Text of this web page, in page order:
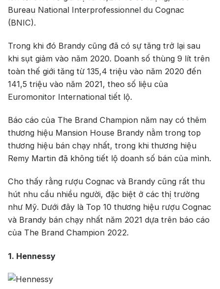
Bureau National Interprofessionnel du Cognac
(BNIC).
Trong khi đó Brandy cũng đã có sự tăng trở lại sau
khi sụt giảm vào năm 2020. Doanh số thùng 9 lít trên
toàn thế giới tăng từ 135,4 triệu vào năm 2020 đến
141,5 triệu vào năm 2021, theo số liệu của
Euromonitor International tiết lộ.
Báo cáo của The Brand Champion năm nay có thêm
thương hiệu Mansion House Brandy nằm trong top
thương hiệu bán chạy nhất, trong khi thương hiệu
Remy Martin đã không tiết lộ doanh số bán của mình.
Cho thấy rằng rượu Cognac và Brandy cũng rất thu
hút nhu cầu nhiều người, đặc biệt ở các thị trường
như Mỹ. Dưới đây là Top 10 thương hiệu rượu Cognac
và Brandy bán chạy nhất năm 2021 dựa trên báo cáo
của The Brand Champion 2022.
1. Hennessy